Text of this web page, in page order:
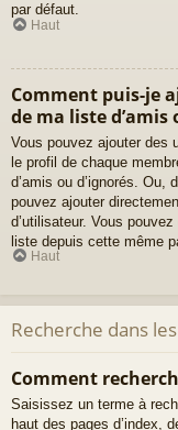
par défaut.
Haut
Comment puis-je
de ma liste d’amis
Vous pouvez ajouter des
le profil de chaque
d’amis ou d’ignorés. Ou,
pouvez ajouter
d’utilisateur. Vous
liste depuis cette même
Haut
Recherche dans
Comment
Saisissez un terme à
haut des pages d’index,